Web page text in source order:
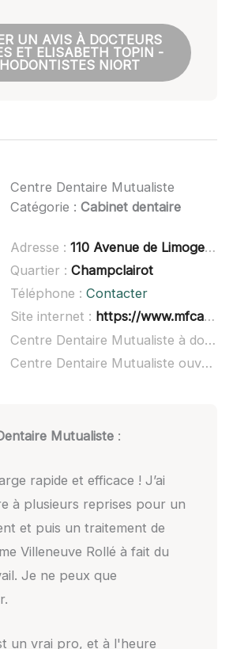
UN AVIS À DOCTEURS
ET ELISABETH TOPIN -
NIORT
Centre Dentaire Mutualiste
Catégorie : Cabinet dentaire
Adresse : 110 Avenue de Limoges, 79000 Niort
Quartier : Champclairot
Téléphone : Contacter
Site internet : https://www.mfca.fr/
Centre Dentaire Mutualiste à domicile :
Centre Dentaire Mutualiste ouvert dimanche :
Mutualiste:
rapide et efficace ! J’ai
à plusieurs reprises pour un
et puis un traitement de
Villeneuve Rollé à fait du
Je ne peux que
un vrai pro, et à l'heure